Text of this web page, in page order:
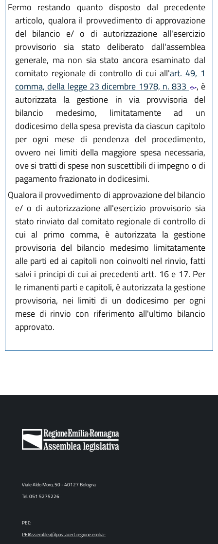
Fermo restando quanto disposto dal precedente
articolo, qualora il provvedimento di approvazione
del bilancio e/ o di autorizzazione all'esercizio
provvisorio sia stato deliberato dall'assemblea
generale, ma non sia stato ancora esaminato dal
comitato regionale di controllo di cui all'art. 49, 1
comma, della legge 23 dicembre 1978, n. 833
, è
autorizzata la gestione in via provvisoria del
bilancio medesimo, limitatamente ad un
dodicesimo della spesa prevista da ciascun capitolo
per ogni mese di pendenza del procedimento,
ovvero nei limiti della maggiore spesa necessaria,
ove si tratti di spese non suscettibili di impegno o di
pagamento frazionato in dodicesimi.
Qualora il provvedimento di approvazione del bilancio
e/ o di autorizzazione all'esercizio provvisorio sia
stato rinviato dal comitato regionale di controllo di
cui al primo comma, è autorizzata la gestione
provvisoria del bilancio medesimo limitatamente
alle parti ed ai capitoli non coinvolti nel rinvio, fatti
salvi i principi di cui ai precedenti artt. 16 e 17. Per
le rimanenti parti e capitoli, è autorizzata la gestione
provvisoria, nei limiti di un dodicesimo per ogni
mese di rinvio con riferimento all'ultimo bilancio
approvato.
Viale Aldo Moro, 50 - 40127 Bologna
Tel. 051 5275226
PEC:
PEIAssemblea@postacert.regione.emilia-